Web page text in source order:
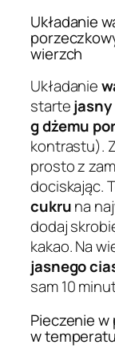
Układanie
wierzch
Układanie
startejasny
g dżemu
kontrastu).
prosto z
dociskając.
cukruna
dodaj
kakao. Na
jasnego
sam 10
Pieczenie w
w